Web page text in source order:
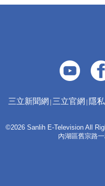
三立新聞網 三立官網 隱
©2026 Sanlih E-Television All
內湖區舊宗路